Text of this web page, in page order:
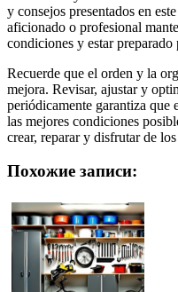
y consejos presentados en
aficionado o profesional
condiciones y estar
Recuerde que el orden y la
mejora. Revisar, ajustar y
periódicamente garantiza que
las mejores condiciones
crear, reparar y disfrutar de
Похожие записи: